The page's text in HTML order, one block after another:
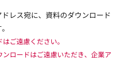
レス宛に、資料のダウンロード
ご遠慮ください。
ロードはご遠慮いただき、企業ア